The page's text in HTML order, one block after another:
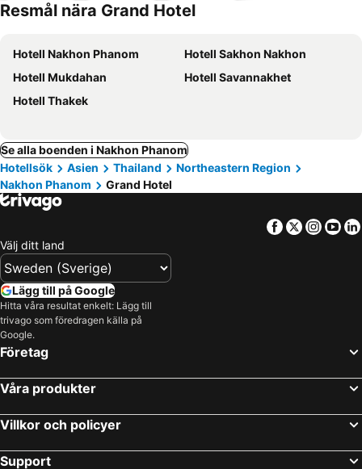
Resmål nära Grand Hotel
Hotell Nakhon Phanom
Hotell Sakhon Nakhon
Hotell Mukdahan
Hotell Savannakhet
Hotell Thakek
Se alla boenden i Nakhon Phanom
Hotellsök
Asien Thailand
Northeastern Region
Nakhon Phanom
Grand Hotel
Facebook
Twitter
Välj ditt land
Lägg till på Google
Hitta våra resultat enkelt: Lägg till
trivago som föredragen källa på
Google.
Företag
Våra produkter
Villkor och policyer
Support